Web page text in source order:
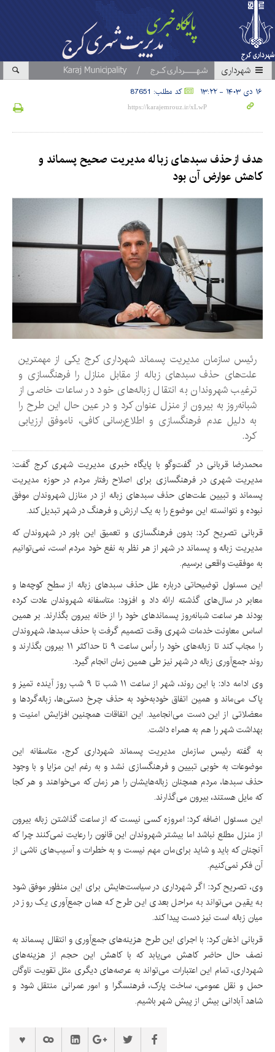
شهرداری
۱۶ دی ۱۴۰۳ - ۱۳:۲۲ کد مطلب: 87651
هدف از حذف سبدهای زباله مدیریت صحیح پسماند و
کاهش عوارض آن بود
رئیس سازمان مدیریت پسماند شهرداری کرج یکی از مهمترین
علت‌های حذف سبدهای زباله از مقابل منازل را فرهنگسازی و
ترغیب شهروندان به انتقال زباله‌های خود در ساعات خاصی از
شبانه‌روز به بیرون از منزل عنوان کرد و در عین حال این طرح را
به دلیل عدم فرهنگسازی و اطلاع‌رسانی کافی، ناموفق ارزیابی
کرد.
محمدرضا قربانی در گفت‌وگو با پایگاه خبری مدیریت شهری کرج گفت:
مدیریت شهری در فرهنگسازی برای اصلاح رفتار مردم در حوزه مدیریت
پسماند و تبیین علت‌های حذف سبدهای زباله از در منازل شهروندان موفق
نبوده و نتوانسته این موضوع را به یک ارزش و فرهنگ در شهر تبدیل کند.
قربانی تصریح کرد: بدون فرهنگسازی و تعمیق این باور در شهروندان که
مدیریت زباله و پسماند در شهر از هر نظر به نفع خود مردم است، نمی‌توانیم
به موفقیت واقعی برسیم.
این مسئول توضیحاتی درباره علل حذف سبدهای زباله از سطح کوچه‌ها و
معابر در سال‌های گذشته ارائه داد و افزود: متاسفانه شهروندان عادت کرده
بودند هر ساعت شبانه‌روز پسماندهای خود را از خانه بیرون بگذارند. بر همین
اساس معاونت خدمات شهری وقت تصمیم گرفت با حذف سبدها، شهروندان
را مجاب کند تا زباله‌های خود را رأس ساعت ۹ تا حداکثر ۱۱ بیرون بگذارند و
روند جمع‌آوری زباله در شهر نیز طی همین زمان انجام گیرد.
وی ادامه داد: با این روند، شهر از ساعت ۱۱ شب تا ۹ شب روز آینده تمیز و
پاک می‌ماند و همین اتفاق خودبه‌خود به حذف چرخ دستی‌ها، زباله‌گردها و
معضلاتی از این دست می‌انجامید. این اتفاقات همچنین افزایش امنیت و
بهداشت شهر را هم به همراه داشت.
به گفته رئیس سازمان مدیریت پسماند شهرداری کرج، متاسفانه این
موضوعات به خوبی تبیین و فرهنگسازی نشد و به رغم این مزایا و با وجود
حذف سبدها، مردم همچنان زباله‌هایشان را هر زمان که می‌خواهند و هر کجا
که مایل هستند، بیرون می‌گذارند.
این مسئول اضافه کرد: امروزه کسی نیست که از ساعت گذاشتن زباله بیرون
از منزل مطلع نباشد اما بیشتر شهروندان این قانون را رعایت نمی‌کنند چرا که
آنچنان که باید و شاید برای‌مان مهم نیست و به خطرات و آسیب‌های ناشی از
آن فکر نمی‌کنیم.
وی، تصریح کرد: اگر شهرداری در سیاست‌هایش برای این منظور موفق شود
به یقین می‌تواند به مراحل بعدی این طرح که همان جمع‌آوری یک روز در
میان زباله است نیز دست پیدا کند.
قربانی اذعان کرد: با اجرای این طرح هزینه‌های جمع‌آوری و انتقال پسماند به
نصف حال حاضر کاهش می‌یابد که با کاهش این حجم از هزینه‌های
شهرداری، تمام این اعتبارات می‌تواند به عرصه‌های دیگری مثل تقویت ناوگان
حمل و نقل عمومی، ساخت پارک، فرهنسگرا و امور عمرانی منتقل شود و
شاهد آبادانی بیش از پیش شهر باشیم.